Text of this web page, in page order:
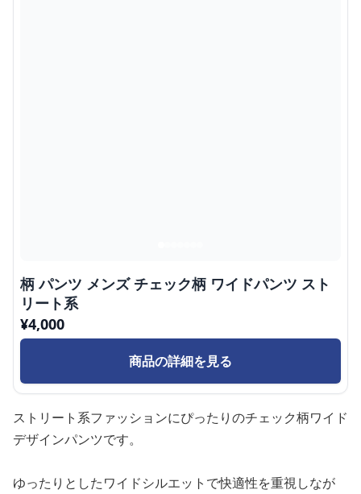
柄 パンツ メンズ チェック柄 ワイドパンツ スト
リート系
¥4,000
商品の詳細を見る
ストリート系ファッションにぴったりのチェック柄ワイド
デザインパンツです。
ゆったりとしたワイドシルエットで快適性を重視しなが